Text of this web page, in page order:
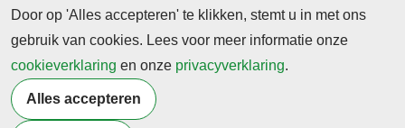
jarenlang in het onderwijs. Onder andere bij het
Libanon Lyceum en was hij betrokken bij TechForce
Rijnmond: een samenwerkingsverband waar ook het
HMC deel van uitmaakt.
(Bron: HMC)
Door op 'Alles accepteren' te klikken, stemt u in met ons
gebruik van cookies. Lees voor meer informatie onze
cookieverklaring en onze privacyverklaring.
Alles accepteren